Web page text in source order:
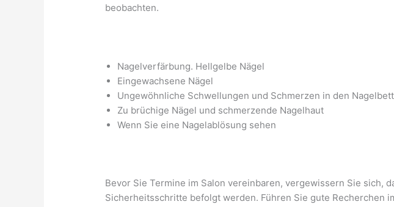
beobachten.
Nagelverfärbung. Hellgelbe Nägel
Eingewachsene Nägel
Ungewöhnliche Schwellungen und Schmerzen in den
Zu brüchige Nägel und schmerzende Nagelhaut
Wenn Sie eine Nagelablösung sehen
Bevor Sie Termine im Salon vereinbaren, vergewissern Sie sich,
Sicherheitsschritte befolgt werden. Führen Sie gute Recherchen